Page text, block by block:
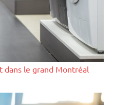
dans le grand Montréal